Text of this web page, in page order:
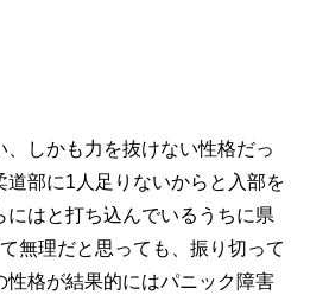
、しかも力を抜けない性格だっ
道部に1人足りないからと入部を
にはと打ち込んでいるうちに県
無理だと思っても、振り切って
性格が結果的にはパニック障害